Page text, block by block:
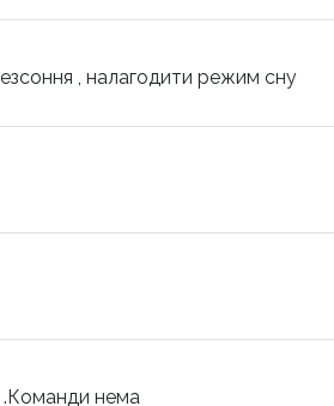
, налагодити режим сну
.Команди нема